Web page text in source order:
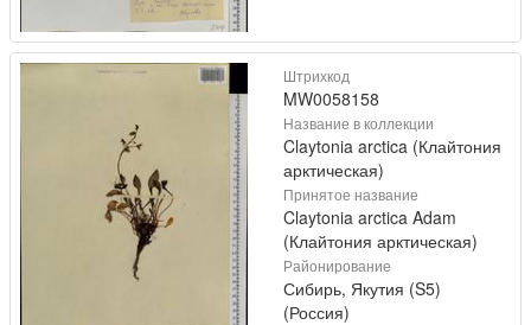
Штрихкод
MW0058158
Название в коллекции
Claytonia arctica (Клайтония
арктическая)
Принятое название
Claytonia arctica Adam
(Клайтония арктическая)
Районирование
Сибирь, Якутия (S5)
(Россия)